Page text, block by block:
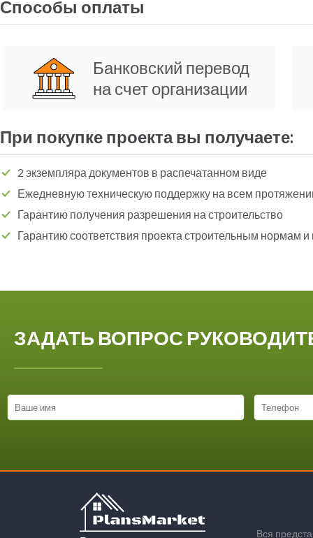
Способы оплаты
Банковский перевод
на счет организации
При покупке проекта вы получаете:
2 экземпляра документов в распечатанном виде
Ежедневную техническую поддержку на всем
Гарантию получения разрешения на строительство
Гарантию соответствия проекта строительным нормам
ЗАДАТЬ ВОПРОС
Вся